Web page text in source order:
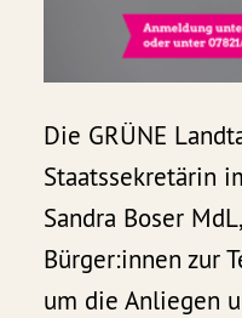
Die GRÜNE
Staatssekretärin
Sandra Boser
Bürger:innen zur
um die Anliegen